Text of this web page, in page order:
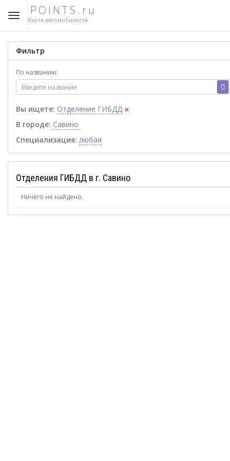
POINTS.ru
Карта автомобилиста
Фильтр
По названию:
Вы ищете: Отделение ГИБДД ×
В городе: Савино
Специализация: любая
Отделения ГИБДД в г. Савино
Ничего не найдено.